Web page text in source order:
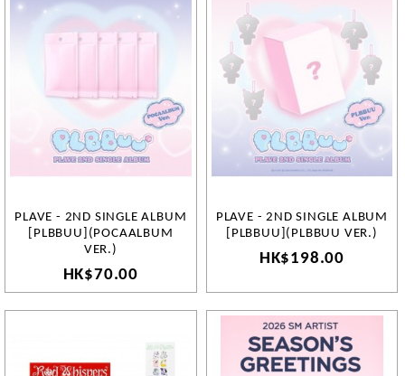
PLAVE - 2ND SINGLE ALBUM
[PLBBUU](POCAALBUM
VER.)
HK$70.00
PLAVE - 2ND SINGLE ALBUM
[PLBBUU](PLBBUU VER.)
HK$198.00